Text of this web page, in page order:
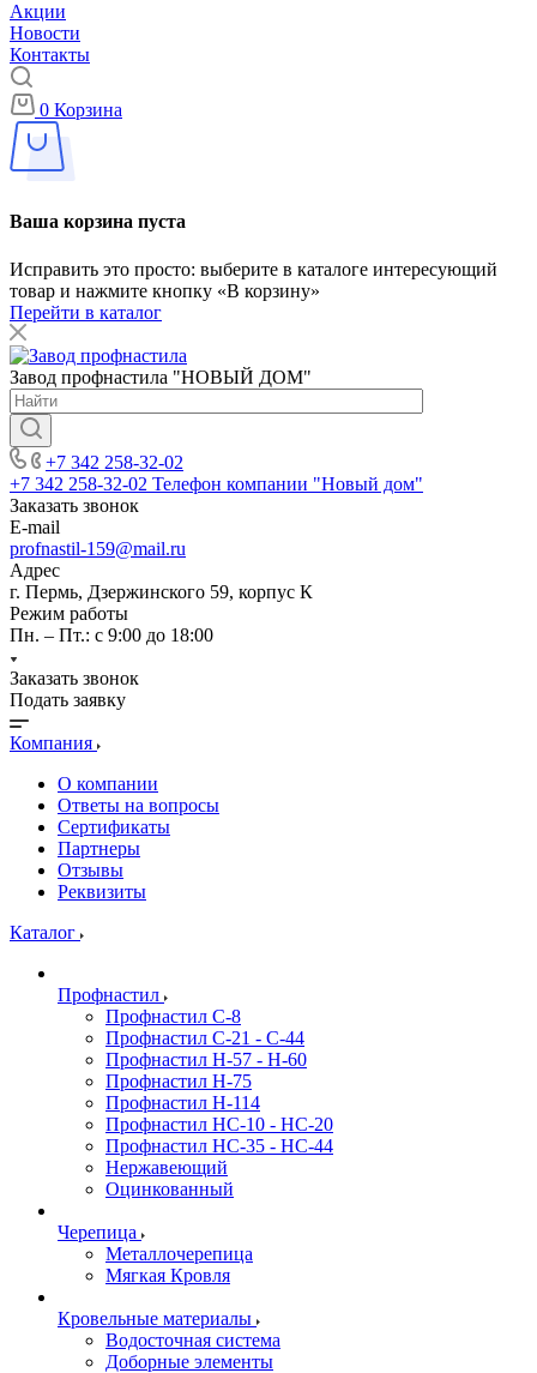
Акции
Новости
Контакты
0 Корзина
Ваша корзина пуста
Исправить это просто: выберите в каталоге интересующий
товар и нажмите кнопку «В корзину»
Перейти в каталог
Завод профнастила "НОВЫЙ ДОМ"
+7 342 258-32-02
+7 342 258-32-02 Телефон компании "Новый дом"
Заказать звонок
E-mail
profnastil-159@mail.ru
Адрес
г. Пермь, Дзержинского 59, корпус К
Режим работы
Пн. – Пт.: с 9:00 до 18:00
Заказать звонок
Подать заявку
Компания
О компании
Ответы на вопросы
Сертификаты
Партнеры
Отзывы
Реквизиты
Каталог
Профнастил
Профнастил С-8
Профнастил C-21 - C-44
Профнастил H-57 - H-60
Профнастил Н-75
Профнастил H-114
Профнастил HC-10 - HC-20
Профнастил HC-35 - HC-44
Нержавеющий
Оцинкованный
Черепица
Металлочерепица
Мягкая Кровля
Кровельные материалы
Водосточная система
Доборные элементы